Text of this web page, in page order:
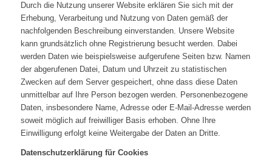
Durch die Nutzung unserer Website erklären Sie sich mit der
Erhebung, Verarbeitung und Nutzung von Daten gemäß der
nachfolgenden Beschreibung einverstanden. Unsere Website
kann grundsätzlich ohne Registrierung besucht werden. Dabei
werden Daten wie beispielsweise aufgerufene Seiten bzw. Namen
der abgerufenen Datei, Datum und Uhrzeit zu statistischen
Zwecken auf dem Server gespeichert, ohne dass diese Daten
unmittelbar auf Ihre Person bezogen werden. Personenbezogene
Daten, insbesondere Name, Adresse oder E-Mail-Adresse werden
soweit möglich auf freiwilliger Basis erhoben. Ohne Ihre
Einwilligung erfolgt keine Weitergabe der Daten an Dritte.
Datenschutzerklärung für Cookies